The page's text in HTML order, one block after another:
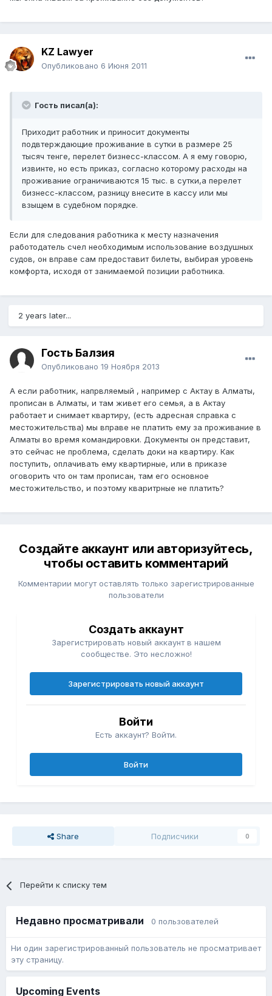
KZ Lawyer
Опубликовано 6 Июня 2011
Гость писал(а):
Приходит работник и приносит документы
подвтерждающие проживание в сутки в размере 25
тысяч тенге, перелет бизнесс-классом. А я ему говорю,
извинте, но есть приказ, согласно которому расходы на
проживание ограничиваются 15 тыс. в сутки,а перелет
бизнесс-классом, разницу внесите в кассу или мы
взыщем в судебном порядке.
Если для следования работника к месту назначения
работодатель счел необходимым использование воздушных
судов, он вправе сам предоставит билеты, выбирая уровень
комфорта, исходя от занимаемой позиции работника.
2 years later...
Гость Балзия
Опубликовано 19 Ноября 2013
А если работник, напрвляемый , например с Актау в Алматы,
прописан в Алматы, и там живет его семья, а в Актау
работает и снимает квартиру, (есть адресная справка с
местожительства) мы вправе не платить ему за проживание в
Алматы во время командировки. Документы он представит,
это сейчас не проблема, сделать доки на квартиру. Как
поступить, оплачивать ему квартирные, или в приказе
оговорить что он там прописан, там его основное
местожительство, и поэтому кваритрные не платить?
Создайте аккаунт или авторизуйтесь,
чтобы оставить комментарий
Комментарии могут оставлять только зарегистрированные
пользователи
Создать аккаунт
Зарегистрировать новый аккаунт в нашем
сообществе. Это несложно!
Зарегистрировать новый аккаунт
Войти
Есть аккаунт? Войти.
Войти
Share Подписчики 0
Перейти к списку тем
Недавно просматривали 0 пользователей
Ни один зарегистрированный пользователь не просматривает
эту страницу.
Upcoming Events